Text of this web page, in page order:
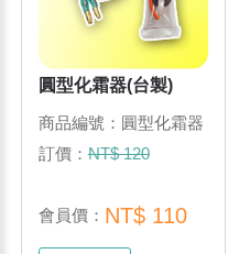
圓型化霜器(台製)
商品編號：圓型化霜器
訂價：NT$ 120
會員價： NT$ 110